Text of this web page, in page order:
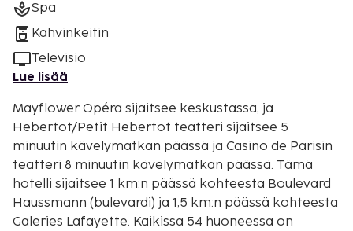
Spa
Kahvinkeitin
Televisio
Lue lisää
Mayflower Opéra sijaitsee keskustassa, ja
Hebertot/Petit Hebertot teatteri sijaitsee 5
minuutin kävelymatkan päässä ja Casino de Parisin
teatteri 8 minuutin kävelymatkan päässä. Tämä
hotelli sijaitsee 1 km:n päässä kohteesta Boulevard
Haussmann (bulevardi) ja 1,5 km:n päässä kohteesta
Galeries Lafayette. Kaikissa 54 huoneessa on